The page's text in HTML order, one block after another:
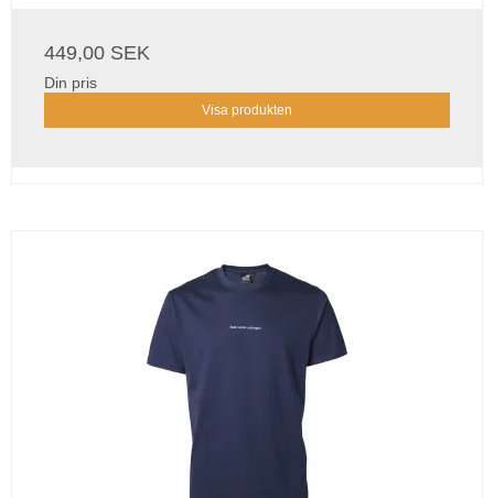
449,00 SEK
Din pris
Visa produkten